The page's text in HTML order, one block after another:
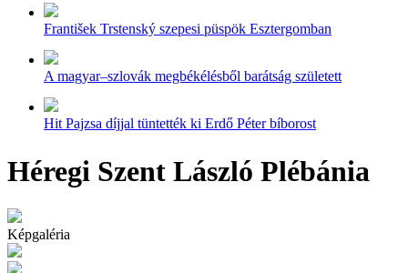
František Trstenský szepesi püspök Esztergomban
A magyar–szlovák megbékélésből barátság született
Hit Pajzsa díjjal tüntették ki Erdő Péter bíborost
Héregi Szent László Plébánia
Képgaléria